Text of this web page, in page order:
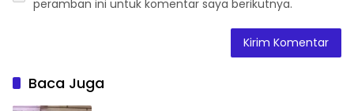
peramban ini untuk komentar saya berikutnya.
Baca Juga